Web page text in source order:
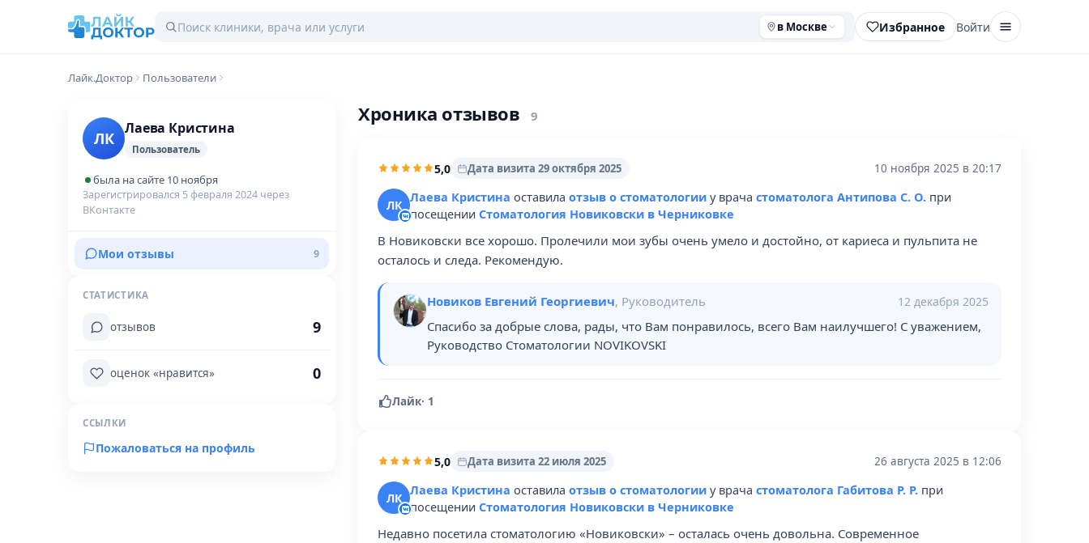
в Москве Избранное Войти
Лайк.Доктор Пользователи
ЛК
Лаева Кристина
Пользователь
была на сайте 10 ноября
Зарегистрировался 5 февраля 2024 через
ВКонтакте
Мои отзывы 9
СТАТИСТИКА
отзывов 9
оценок «нравится» 0
ССЫЛКИ
Пожаловаться на профиль
Хроника отзывов 9
5,0 Дата визита 29 октября 2025 10 ноября 2025 в 20:17
ЛК Лаева Кристина оставила отзыв о стоматологии у врача стоматолога Антипова С. О. при
посещении Стоматология Новиковски в Черниковке
В Новиковски все хорошо. Пролечили мои зубы очень умело и достойно, от кариеса и пульпита не
осталось и следа. Рекомендую.
Новиков Евгений Георгиевич, Руководитель 12 декабря 2025
Спасибо за добрые слова, рады, что Вам понравилось, всего Вам наилучшего! С уважением,
Руководство Стоматологии NOVIKOVSKI
Лайк· 1
5,0 Дата визита 22 июля 2025 26 августа 2025 в 12:06
ЛК Лаева Кристина оставила отзыв о стоматологии у врача стоматолога Габитова Р. Р. при
посещении Стоматология Новиковски в Черниковке
Недавно посетила стоматологию «Новиковски» – осталась очень довольна. Современное